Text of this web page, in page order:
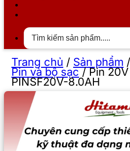
Trang chủ / Sản phẩm /
Pin và bộ sạc/Pin
PINSF20V-8.0AH